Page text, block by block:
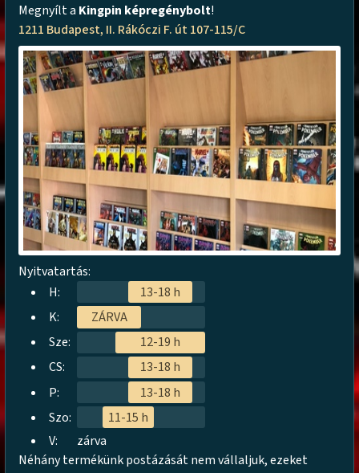
Megnyílt a Kingpin képregénybolt!
1211 Budapest, II. Rákóczi F. út 107-115/C
Nyitvatartás:
H:
13-18 h
K:
ZÁRVA
Sze:
12-19 h
CS:
13-18 h
P:
13-18 h
Szo:
11-15 h
V:
zárva
Néhány termékünk postázását nem vállaljuk, ezeket